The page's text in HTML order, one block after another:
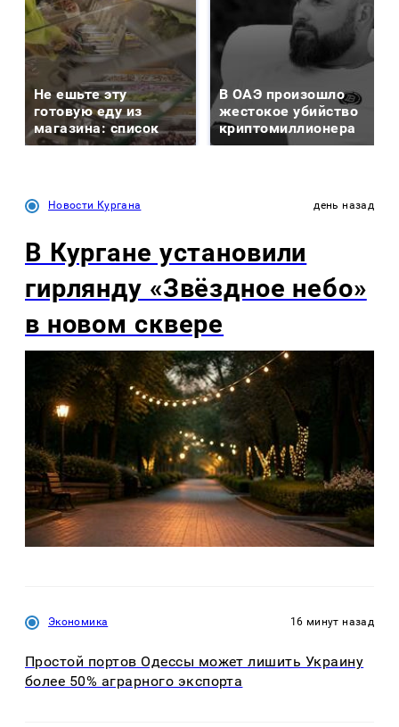
Не ешьте эту
готовую еду из
магазина: список
В ОАЭ произошло
жестокое убийство
криптомиллионера
Новости Кургана день назад
В Кургане установили
гирлянду «Звёздное небо»
в новом сквере
Экономика 16 минут назад
Простой портов Одессы может лишить Украину
более 50% аграрного экспорта